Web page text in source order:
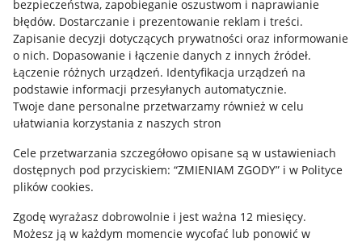
bezpieczeństwa, zapobieganie oszustwom i naprawianie
błędów. Dostarczanie i prezentowanie reklam i treści.
Zapisanie decyzji dotyczących prywatności oraz informowanie
o nich. Dopasowanie i łączenie danych z innych źródeł.
Łączenie różnych urządzeń. Identyfikacja urządzeń na
podstawie informacji przesyłanych automatycznie.
Twoje dane personalne przetwarzamy również w celu
ułatwiania korzystania z naszych stron
Cele przetwarzania szczegółowo opisane są w ustawieniach
dostępnych pod przyciskiem: “ZMIENIAM ZGODY” i w Polityce
plików cookies.
Zgodę wyrażasz dobrowolnie i jest ważna 12 miesięcy.
Możesz ją w każdym momencie wycofać lub ponowić w
Informacje prawne
Regulamin
Polityka plików "cookies"
Ustawienia plików "cookies"
Udostępnianie lokalizacji
Informacje dla Aktu o Usługach Cyfrowych
Pobierz aplikację